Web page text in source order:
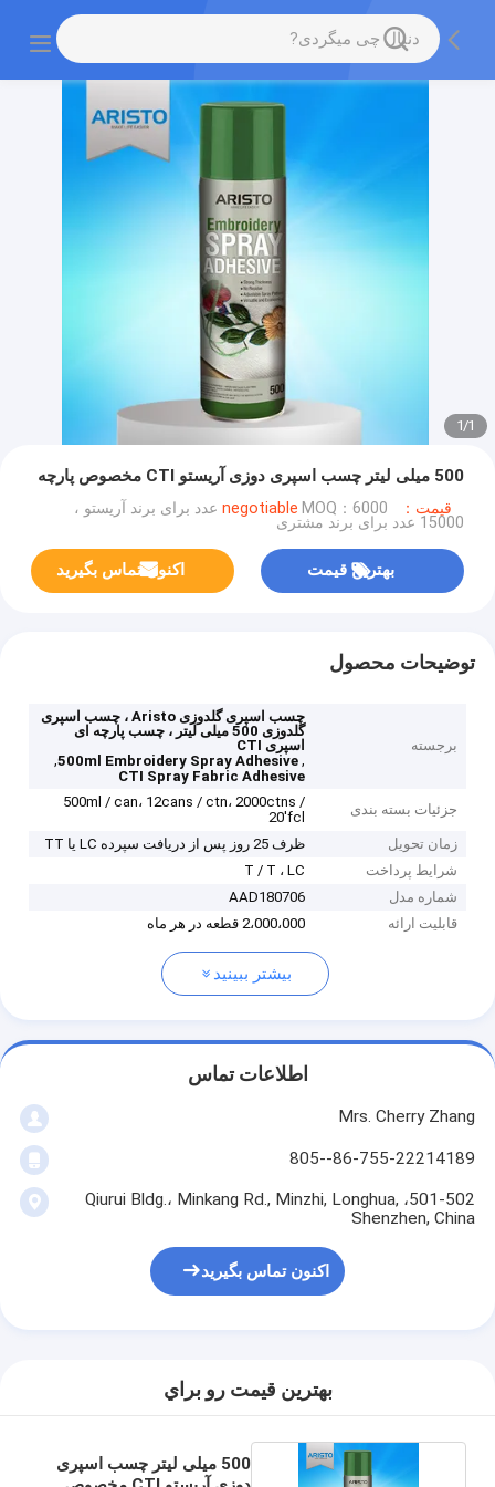
1
/
1
500 میلی لیتر چسب اسپری دوزی آریستو CTI مخصوص پارچه
قیمت：negotiable MOQ：6000 عدد برای برند آریستو ،
15000 عدد برای برند مشتری
بهترین قیمت اکنون تماس بگیرید
توضیحات محصول
برجسته
چسب اسپری گلدوزی Aristo ، چسب اسپری
گلدوزی 500 میلی لیتر ، چسب پارچه ای
اسپری CTI
,
500ml Embroidery Spray Adhesive
,
CTI Spray Fabric Adhesive
جزئیات بسته بندی
500ml / can، 12cans / ctn، 2000ctns /
20'fcl
زمان تحویل
ظرف 25 روز پس از دریافت سپرده LC یا TT
شرایط پرداخت
T / T ، LC
شماره مدل
AAD180706
قابلیت ارائه
2،000،000 قطعه در هر ماه
بیشتر ببینید
اطلاعات تماس
Mrs. Cherry Zhang
86-755-22214189--805
501-502، Qiurui Bldg.، Minkang Rd., Minzhi, Longhua,
Shenzhen, China
اکنون تماس بگیرید
بهترين قيمت رو براي
500 میلی لیتر چسب اسپری